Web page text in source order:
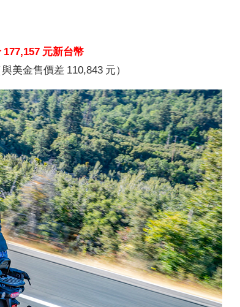
177,157 元新台幣
與美金售價差 110,843 元）